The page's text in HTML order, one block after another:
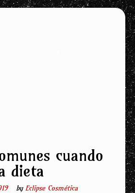
cuando
dieta
by Eclipse Cosmética